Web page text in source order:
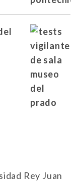
Rey Juan